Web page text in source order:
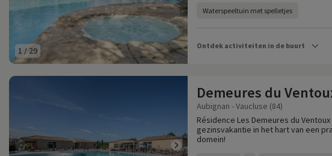
1 / 29
Waterspeeltuin met spelletjes
Ontdek activiteiten in de buurt
Demeures du
Aubignan - Vaucluse (84)
Résidence Les Demeures du
gezinsvakantie in het hart van een
domein!